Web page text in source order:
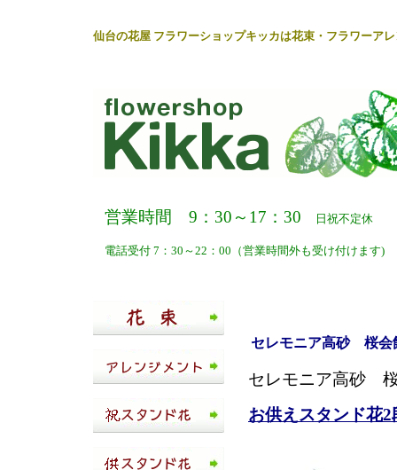
仙台の花屋 フラワーショップキッカは花束 ・ フラワーア
営業時間 9：30～17：30 日祝不定休
電話受付 7：30～22：00（営業時間外も受け付けます)
セレモニア高砂 桜会
セレモニア高砂
お供えスタンド花2